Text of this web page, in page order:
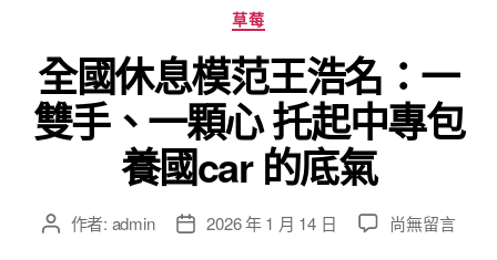
分
類
草莓
全國休息模范王浩名：一
雙手、一顆心 托起中專包
養國car 的底氣
文 作者: admin
文 2026 年 1 月 14 日
在
尚無留言